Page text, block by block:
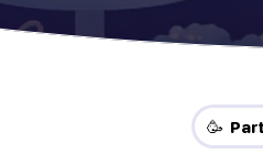
🥳